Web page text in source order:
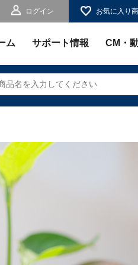
ログイン お気に入り
ム サポート情報 CM・
れます。